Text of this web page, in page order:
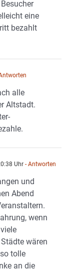
eine
bezahlt
alle
Altstadt.
Uhr - Antworten
und
Abend
wenn
wären
tolle
an die